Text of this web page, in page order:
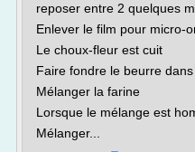
reposer entre 2 quelques
Enlever le film pour micro-
Le choux-fleur est cuit
Faire fondre le beurre
Mélanger la farine
Lorsque le mélange est
Mélanger...